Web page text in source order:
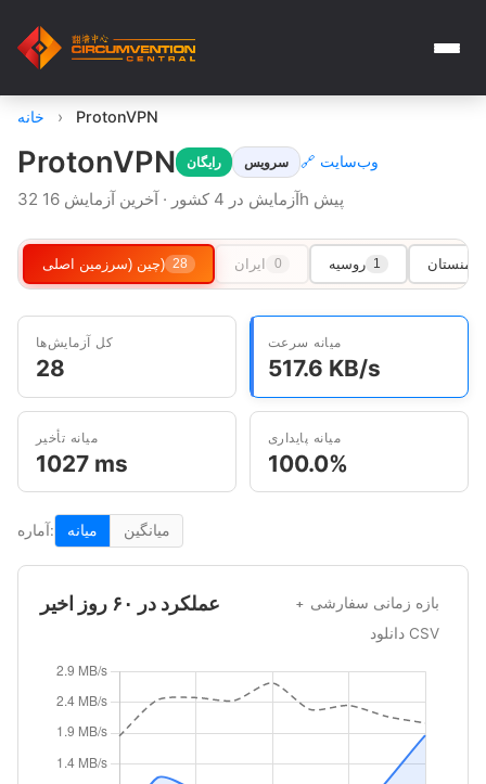
خانه › ProtonVPN
ProtonVPN رایگان سرویس 🔗 وب‌سایت
32 آزمایش در 4 کشور · آخرین آزمایش 16h پیش
چین (سرزمین اصلی) 28 ایران 0 روسیه 1
کل آزمایش‌ها
28
میانه سرعت
517.6 KB/s
میانه تأخیر
1027 ms
میانه پایداری
100.0%
آماره: میانه میانگین
عملکرد در ۶۰ روز اخیر
بازه زمانی سفارشی
دانلود CSV